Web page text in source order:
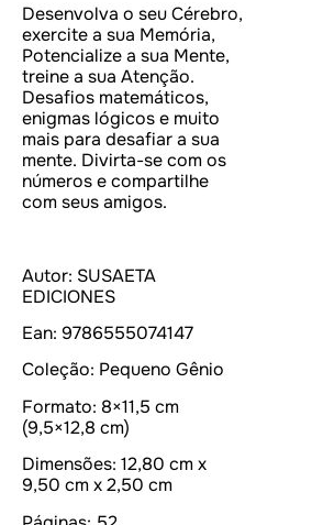
Desenvolva o seu Cérebro,
exercite a sua Memória,
Potencialize a sua Mente,
treine a sua Atenção.
Desafios matemáticos,
enigmas lógicos e muito
mais para desafiar a sua
mente. Divirta-se com os
números e compartilhe
com seus amigos.
Autor: SUSAETA
EDICIONES
Ean: 9786555074147
Coleção: Pequeno Gênio
Formato: 8×11,5 cm
(9,5×12,8 cm)
Dimensões: 12,80 cm x
9,50 cm x 2,50 cm